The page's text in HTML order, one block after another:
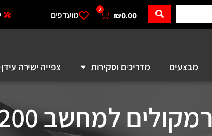
₪0.00
0
מועדפים
מבצעים מדריכים וסקירות צפייה ישירה
רמקולים למחשב Logitech Z200 לוגיטק